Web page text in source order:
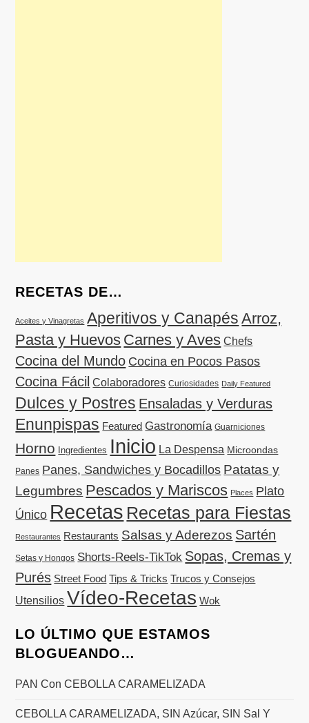
RECETAS DE…
Aceites y Vinagretas Aperitivos y Canapés Arroz,
Pasta y Huevos Carnes y Aves Chefs
Cocina del Mundo Cocina en Pocos Pasos
Cocina Fácil Colaboradores Curiosidades Daily Featured
Dulces y Postres Ensaladas y Verduras
Enunpispas Featured Gastronomía Guarniciones
Horno Ingredientes Inicio La Despensa Microondas
Panes Panes, Sandwiches y Bocadillos Patatas y
Legumbres Pescados y Mariscos Places Plato
Único Recetas Recetas para Fiestas
Restaurantes Restaurants Salsas y Aderezos Sartén
Setas y Hongos Shorts-Reels-TikTok Sopas, Cremas y
Purés Street Food Tips & Tricks Trucos y Consejos
Utensilios Vídeo-Recetas Wok
LO ÚLTIMO QUE ESTAMOS
BLOGUEANDO…
PAN Con CEBOLLA CARAMELIZADA
CEBOLLA CARAMELIZADA, SIN Azúcar, SIN Sal Y